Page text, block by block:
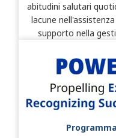
abitudini salutari
lacune
supporto nella